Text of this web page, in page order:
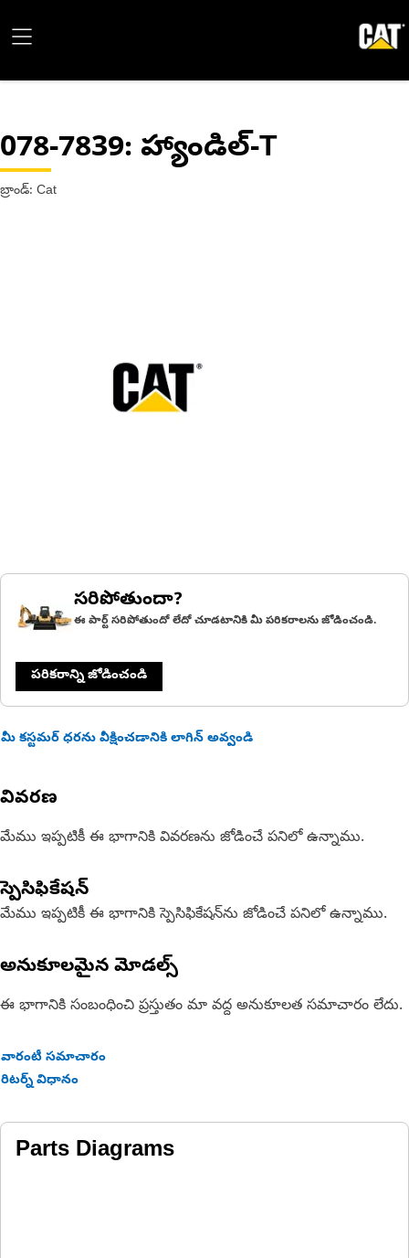
078-7839: హ్యాండిల్-T
బ్రాండ్: Cat
సరిపోతుందా?
ఈ పార్ట్ సరిపోతుందో లేదో చూడటానికి మీ పరికరాలను జోడించండి.
పరికరాన్ని జోడించండి
మీ కస్టమర్ ధరను వీక్షించడానికి లాగిన్ అవ్వండి
వివరణ
మేము ఇప్పటికీ ఈ భాగానికి వివరణను జోడించే పనిలో ఉన్నాము.
స్పెసిఫికేషన్
మేము ఇప్పటికీ ఈ భాగానికి స్పెసిఫికేషన్‌ను జోడించే పనిలో ఉన్నాము.
అనుకూలమైన మోడల్స్
ఈ భాగానికి సంబంధించి ప్రస్తుతం మా వద్ద అనుకూలత సమాచారం లేదు.
వారంటీ సమాచారం
రిటర్న్ విధానం
Parts Diagrams